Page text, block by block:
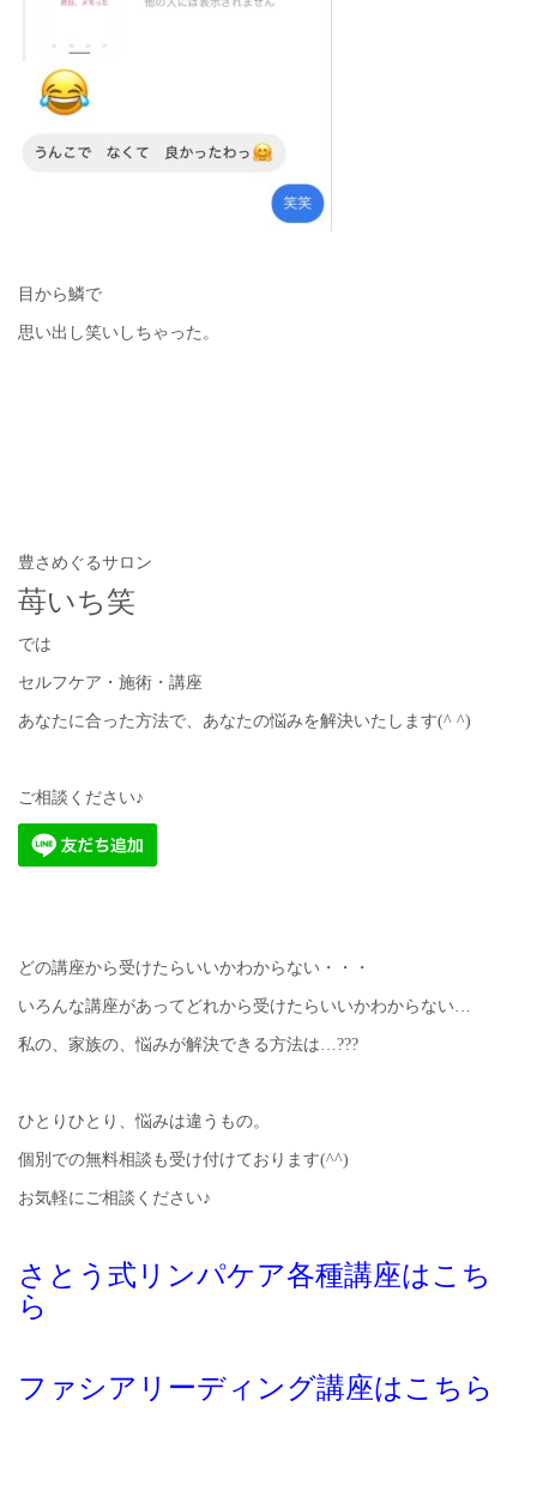
目から鱗で
思い出し笑いしちゃった。
豊さめぐるサロン
苺いち笑
では
セルフケア・施術・講座
あなたに合った方法で、あなたの悩みを解決いたします(^ ^)
ご相談ください♪
どの講座から受けたらいいかわからない・・・
いろんな講座があってどれから受けたらいいかわからない…
私の、家族の、悩みが解決できる方法は…???
ひとりひとり、悩みは違うもの。
個別での無料相談も受け付けております(^^)
お気軽にご相談ください♪
さとう式リンパケア各種講座はこち
ら
ファシアリーディング講座はこちら